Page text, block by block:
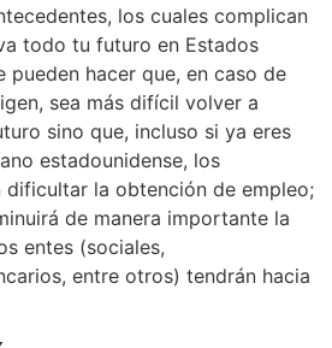
los cuales complican
todo tu futuro en Estados
pueden hacer que, en caso de
sea más difícil volver a
sino que, incluso si ya eres
estadounidense, los
dificultar la obtención de empleo;
de manera importante la
entes (sociales,
entre otros) tendrán hacia